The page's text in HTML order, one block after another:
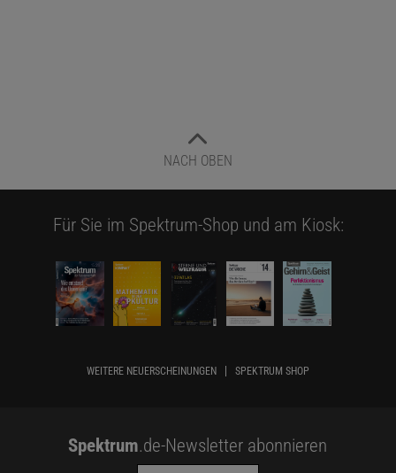
NACH OBEN
Für Sie im Spektrum-Shop und am Kiosk:
WEITERE NEUERSCHEINUNGEN SPEKTRUM SHOP
Spektrum.de-Newsletter abonnieren